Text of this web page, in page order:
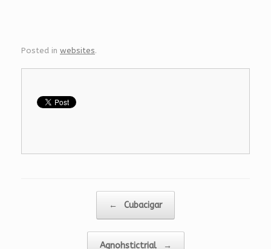
Posted in websites.
← Cubacigar
Agnohstictrial →